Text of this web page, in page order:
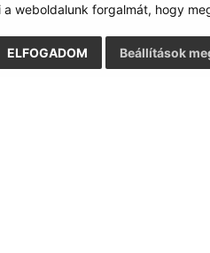
a weboldalunk forgalmát, hogy
ELFOGADOM Beállítások